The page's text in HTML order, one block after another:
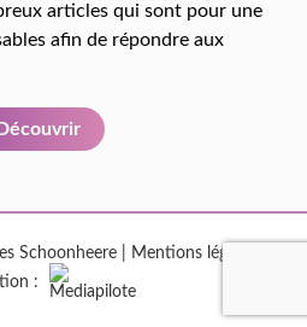
articles qui sont pour une
afin de répondre aux
Découvrir
Schoonheere | Mentions légales
: